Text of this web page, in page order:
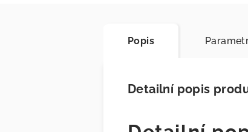
Popis
Detailní popis